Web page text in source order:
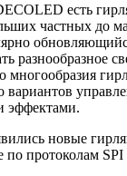
есть
частных до
разнообразное
вариантов
эффектами.
новые
по протоколам